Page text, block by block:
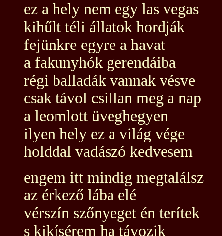
ez a hely nem egy las vegas
kihűlt téli állatok hordják
fejünkre egyre a havat
a fakunyhók gerendáiba
régi balladák vannak vésve
csak távol csillan meg a nap
a leomlott üveghegyen
ilyen hely ez a világ vége
holddal vadászó kedvesem
engem itt mindig megtalálsz
az érkező lába elé
vérszín szőnyeget én terítek
s kikísérem ha távozik